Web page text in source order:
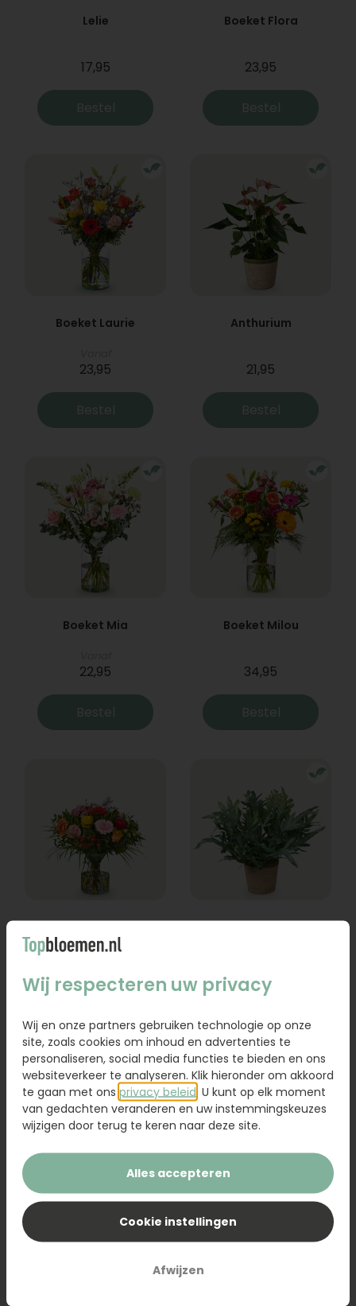
Lelie
17,95
Bestel
Boeket Flora
23,95
Bestel
Boeket Laurie
23,95
Bestel
Anthurium
21,95
Bestel
Boeket Mia
22,95
Bestel
Boeket Milou
34,95
Bestel
Boeket Raya Sanseveria
Wij respecteren uw privacy
Wij en onze partners gebruiken technologie op onze
site, zoals cookies om inhoud en advertenties te
personaliseren, social media functies te bieden en ons
websiteverkeer te analyseren. Klik hieronder om akkoord
te gaan met ons privacy beleid . U kunt op elk moment
van gedachten veranderen en uw instemmingskeuzes
wijzigen door terug te keren naar deze site.
Alles accepteren
Cookie instellingen
Afwijzen